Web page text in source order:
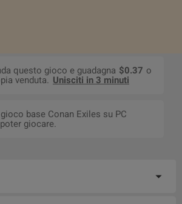
questo gioco e guadagna $0.37 o
venduta. Unisciti in 3 minuti
base Conan Exiles su PC
giocare.